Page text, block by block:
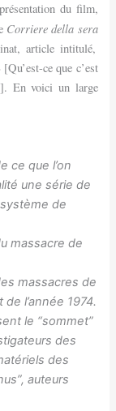
du film,
Corriere della sera
article intitulé,
ce que c’est
En voici un large
ce que l’on
une série de
de
massacre de
massacres de
l’année 1974.
le “sommet”
des
des
auteurs